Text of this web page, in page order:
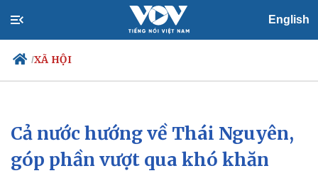
English
/XÃ HỘI
Chính trị
Đảng
Tổ chức nhân sự
Xã hội
Tin 24h
Dự báo thời tiết
Cả nước hướng về Thái Nguyên,
góp phần vượt qua khó khăn